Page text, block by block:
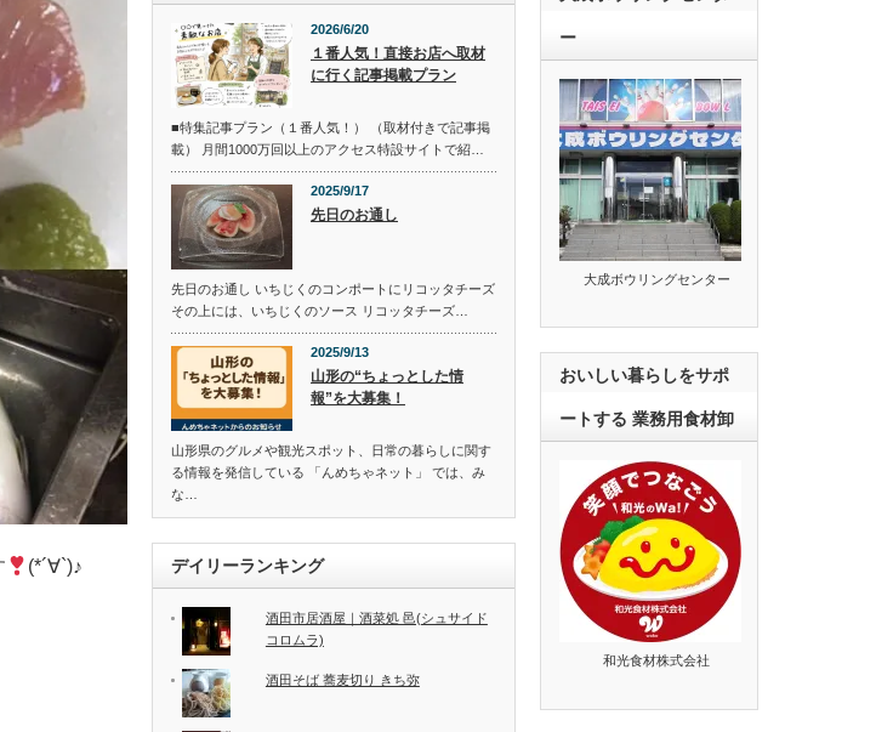
(*´∀`)♪
2026/6/20
１番人気！直接お店へ取材
に行く記事掲載プラン
■特集記事プラン（１番人気！） （取材付きで記事掲
載） 月間1000万回以上のアクセス特設サイトで紹…
2025/9/17
先日のお通し
先日のお通し いちじくのコンポートにリコッタチーズ
その上には、いちじくのソース リコッタチーズ…
2025/9/13
山形の“ちょっとした情
報”を大募集！
山形県のグルメや観光スポット、日常の暮らしに関す
る情報を発信している 「んめちゃネット」 では、み
な…
デイリーランキング
酒田市居酒屋｜酒菜処 邑(シュサイド
コロムラ)
酒田そば 蕎麦切り きち弥
ー
大成ボウリングセンター
おいしい暮らしをサポ
ートする 業務用食材卸
和光食材株式会社